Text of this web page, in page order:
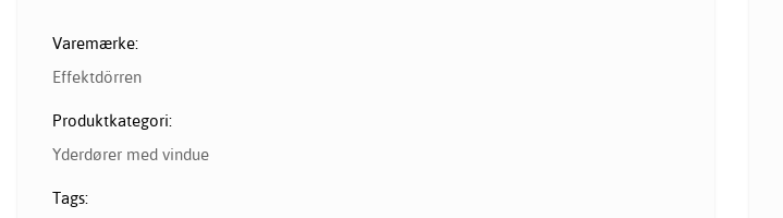
Varemærke:
Effektdörren
Produktkategori:
Yderdører med vindue
Tags: